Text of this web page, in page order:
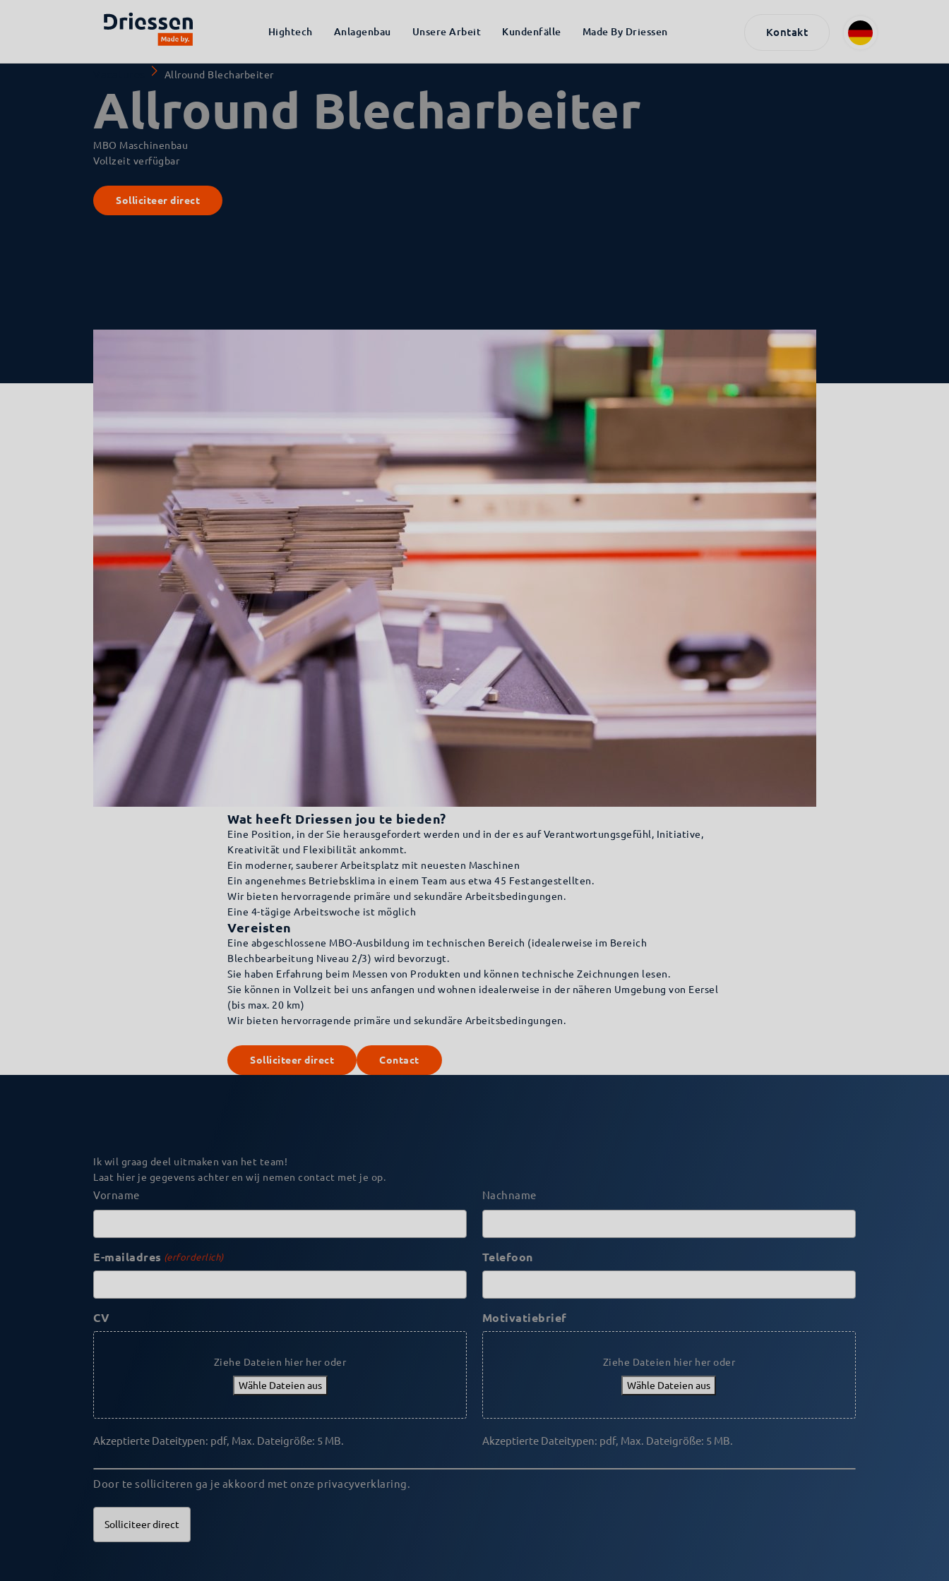
Hightech Anlagenbau Unsere Arbeit Kundenfälle Made By Driessen Kontakt
Allround Blecharbeiter
Allround Blecharbeiter
MBO Maschinenbau
Vollzeit verfügbar
Solliciteer direct
Wat heeft Driessen jou te bieden?
Eine Position, in der Sie herausgefordert werden und in der es auf Verantwortungsgefühl, Initiative,
Kreativität und Flexibilität ankommt.
Ein moderner, sauberer Arbeitsplatz mit neuesten Maschinen
Ein angenehmes Betriebsklima in einem Team aus etwa 45 Festangestellten.
Wir bieten hervorragende primäre und sekundäre Arbeitsbedingungen.
Eine 4-tägige Arbeitswoche ist möglich
Vereisten
Eine abgeschlossene MBO-Ausbildung im technischen Bereich (idealerweise im Bereich
Blechbearbeitung Niveau 2/3) wird bevorzugt.
Sie haben Erfahrung beim Messen von Produkten und können technische Zeichnungen lesen.
Sie können in Vollzeit bei uns anfangen und wohnen idealerweise in der näheren Umgebung von Eersel
(bis max. 20 km)
Wir bieten hervorragende primäre und sekundäre Arbeitsbedingungen.
Solliciteer direct Contact
Ik wil graag deel uitmaken van het team!
Laat hier je gegevens achter en wij nemen contact met je op.
Naam
(erforderlich)
Vorname Nachname
E-mailadres (erforderlich) Telefoon
CV
Ziehe Dateien hier her oder
Wähle Dateien aus
Akzeptierte Dateitypen: pdf, Max. Dateigröße: 5 MB.
Motivatiebrief
Ziehe Dateien hier her oder
Wähle Dateien aus
Akzeptierte Dateitypen: pdf, Max. Dateigröße: 5 MB.
Geen
titel
Door te solliciteren ga je akkoord met onze privacyverklaring.